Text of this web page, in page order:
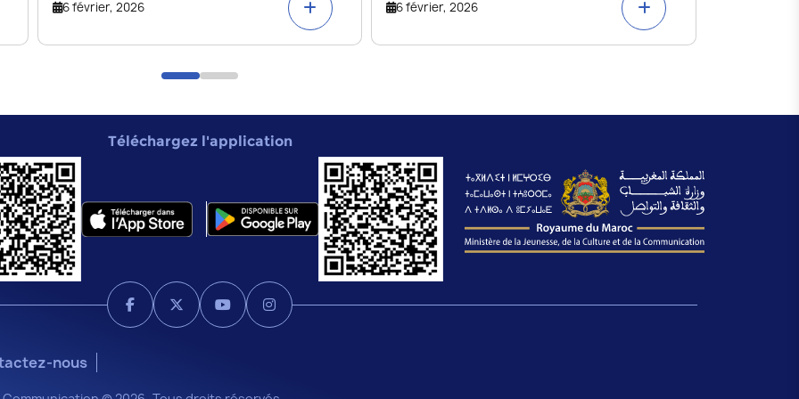
6 février, 2026 6 février, 2026
Téléchargez l'application
nous